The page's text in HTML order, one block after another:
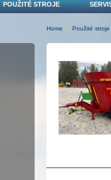
POUŽITÉ STROJE
Home > Použité stroje